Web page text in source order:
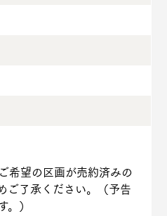
希望の区画が売約済みの
ご了承ください。（予告
）